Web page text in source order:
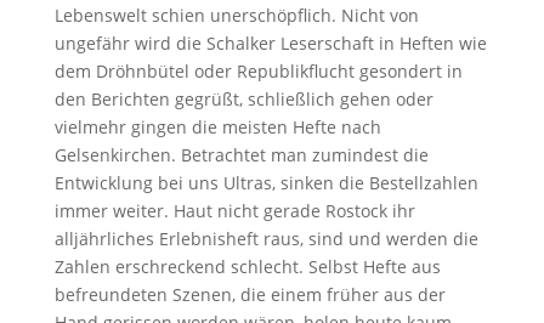
Lebenswelt schien unerschöpflich. Nicht von
ungefähr wird die Schalker Leserschaft in Heften wie
dem Dröhnbütel oder Republikflucht gesondert in
den Berichten gegrüßt, schließlich gehen oder
vielmehr gingen die meisten Hefte nach
Gelsenkirchen. Betrachtet man zumindest die
Entwicklung bei uns Ultras, sinken die Bestellzahlen
immer weiter. Haut nicht gerade Rostock ihr
alljährliches Erlebnisheft raus, sind und werden die
Zahlen erschreckend schlecht. Selbst Hefte aus
befreundeten Szenen, die einem früher aus der